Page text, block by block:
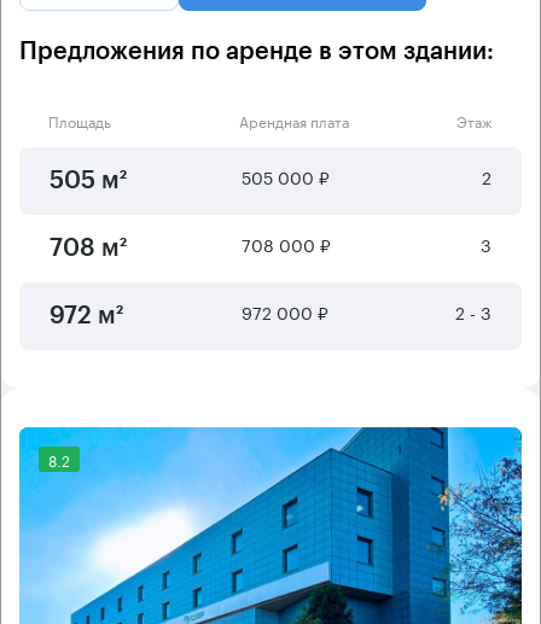
Предложения по аренде в этом здании:
Площадь Арендная плата Этаж
505 м² 505 000 ₽ 2
708 м² 708 000 ₽ 3
972 м² 972 000 ₽ 2 - 3
8.2